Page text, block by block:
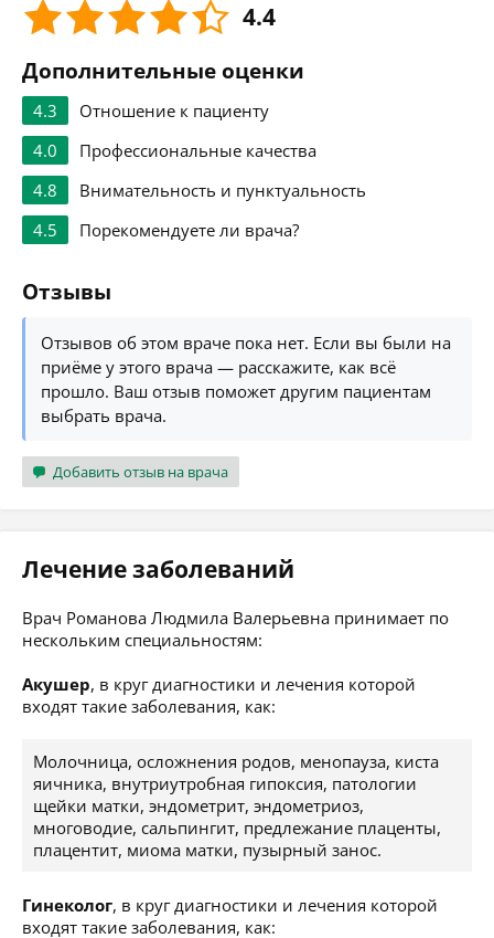
4.4
Дополнительные оценки
4.3
Отношение к пациенту
4.0
Профессиональные качества
4.8
Внимательность и пунктуальность
4.5
Порекомендуете ли врача?
Отзывы
Отзывов об этом враче пока нет. Если вы были на
приёме у этого врача — расскажите, как всё
прошло. Ваш отзыв поможет другим пациентам
выбрать врача.
Добавить отзыв на врача
Лечение заболеваний
Врач Романова Людмила Валерьевна принимает по
нескольким специальностям:
Акушер, в круг диагностики и лечения которой
входят такие заболевания, как:
Молочница, осложнения родов, менопауза, киста
яичника, внутриутробная гипоксия, патологии
щейки матки, эндометрит, эндометриоз,
многоводие, сальпингит, предлежание плаценты,
плацентит, миома матки, пузырный занос.
Гинеколог, в круг диагностики и лечения которой
входят такие заболевания, как: